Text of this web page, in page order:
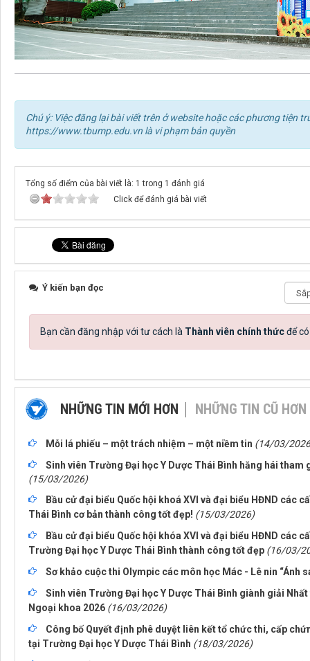
Chú ý: Việc đăng lại bài viết trên ở website hoặc các phương tiện
https://www.tbump.edu.vn là vi phạm bản quyền
Tổng số điểm của bài viết là: 1 trong 1 đánh giá
Click để đánh giá bài viết
Ý kiến bạn đọc
Bạn cần đăng nhập với tư cách là Thành viên chính thứcđể
NHỮNG TIN MỚI HƠN NHỮNG TIN CŨ HƠN
Mỗi lá phiếu – một trách nhiệm – một niềm tin (14/03/
Sinh viên Trường Đại học Y Dược Thái Bình hăng hái
(15/03/2026)
Bầu cử đại biểu Quốc hội khoá XVI và đại biểu HĐND các
Thái Bình cơ bản thành công tốt đẹp! (15/03/2026)
Bầu cử đại biểu Quốc hội khóa XVI và đại biểu HĐND các
Trường Đại học Y Dược Thái Bình thành công tốt đẹp (16/03/
Sơ khảo cuộc thi Olympic các môn học Mác - Lê nin “Ánh
Sinh viên Trường Đại học Y Dược Thái Bình giành giải
Ngoại khoa 2026 (16/03/2026)
Công bố Quyết định phê duyệt liên kết tổ chức thi, cấp
tại Trường Đại học Y Dược Thái Bình (18/03/2026)